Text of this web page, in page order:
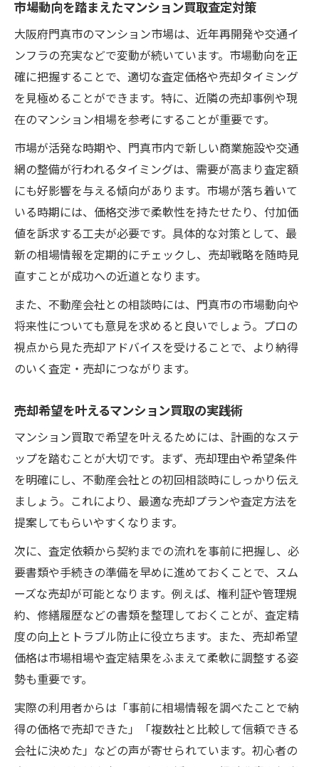
市場動向を踏まえたマンション買取査定対策
大阪府門真市のマンション市場は、近年再開発や交通イ
ンフラの充実などで変動が続いています。市場動向を正
確に把握することで、適切な査定価格や売却タイミング
を見極めることができます。特に、近隣の売却事例や現
在のマンション相場を参考にすることが重要です。
市場が活発な時期や、門真市内で新しい商業施設や交通
網の整備が行われるタイミングは、需要が高まり査定額
にも好影響を与える傾向があります。市場が落ち着いて
いる時期には、価格交渉で柔軟性を持たせたり、付加価
値を訴求する工夫が必要です。具体的な対策として、最
新の相場情報を定期的にチェックし、売却戦略を随時見
直すことが成功への近道となります。
また、不動産会社との相談時には、門真市の市場動向や
将来性についても意見を求めると良いでしょう。プロの
視点から見た売却アドバイスを受けることで、より納得
のいく査定・売却につながります。
売却希望を叶えるマンション買取の実践術
マンション買取で希望を叶えるためには、計画的なステ
ップを踏むことが大切です。まず、売却理由や希望条件
を明確にし、不動産会社との初回相談時にしっかり伝え
ましょう。これにより、最適な売却プランや査定方法を
提案してもらいやすくなります。
次に、査定依頼から契約までの流れを事前に把握し、必
要書類や手続きの準備を早めに進めておくことで、スム
ーズな売却が可能となります。例えば、権利証や管理規
約、修繕履歴などの書類を整理しておくことが、査定精
度の向上とトラブル防止に役立ちます。また、売却希望
価格は市場相場や査定結果をふまえて柔軟に調整する姿
勢も重要です。
実際の利用者からは「事前に相場情報を調べたことで納
得の価格で売却できた」「複数社と比較して信頼できる
会社に決めた」などの声が寄せられています。初心者の